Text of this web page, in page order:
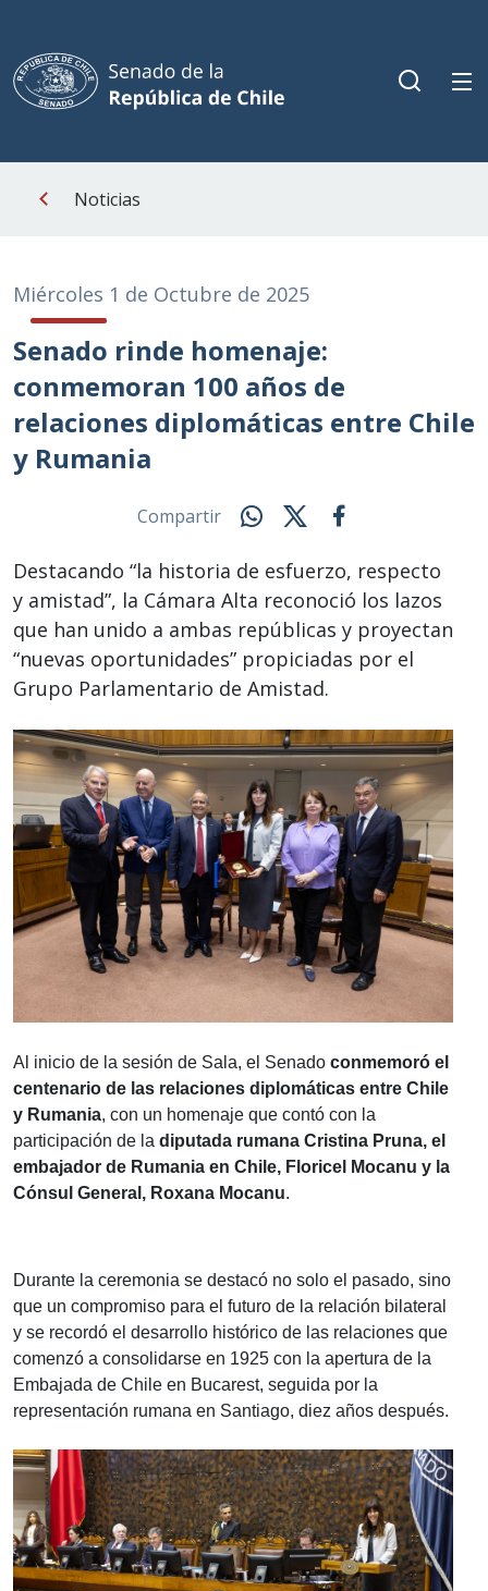
Noticias
Miércoles 1 de Octubre de 2025
Senado rinde homenaje:
conmemoran 100 años de
relaciones diplomáticas entre Chile
y Rumania
Compartir
Destacando “la historia de esfuerzo, respecto
y amistad”, la Cámara Alta reconoció los lazos
que han unido a ambas repúblicas y proyectan
“nuevas oportunidades” propiciadas por el
Grupo Parlamentario de Amistad.
Al inicio de la sesión de Sala, el Senado conmemoró el
centenario de las relaciones diplomáticas entre Chile
y Rumania, con un homenaje que contó con la
participación de la diputada rumana Cristina Pruna, el
embajador de Rumania en Chile, Floricel Mocanu y la
Cónsul General, Roxana Mocanu.
Durante la ceremonia se destacó no solo el pasado, sino
que un compromiso para el futuro de la relación bilateral
y se recordó el desarrollo histórico de las relaciones que
comenzó a consolidarse en 1925 con la apertura de la
Embajada de Chile en Bucarest, seguida por la
representación rumana en Santiago, diez años después.